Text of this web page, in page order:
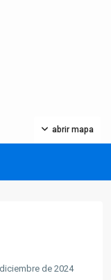
abrir mapa
de 2024